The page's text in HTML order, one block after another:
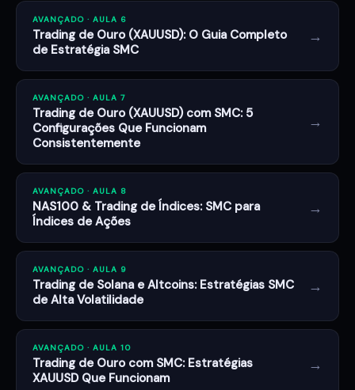
AVANÇADO · AULA 6
Trading de Ouro (XAUUSD): O Guia Completo
de Estratégia SMC
→
AVANÇADO · AULA 7
Trading de Ouro (XAUUSD) com SMC: 5
Configurações Que Funcionam
Consistentemente
→
AVANÇADO · AULA 8
NAS100 & Trading de Índices: SMC para
Índices de Ações
→
AVANÇADO · AULA 9
Trading de Solana e Altcoins: Estratégias SMC
de Alta Volatilidade
→
AVANÇADO · AULA 10
Trading de Ouro com SMC: Estratégias
XAUUSD Que Funcionam
→